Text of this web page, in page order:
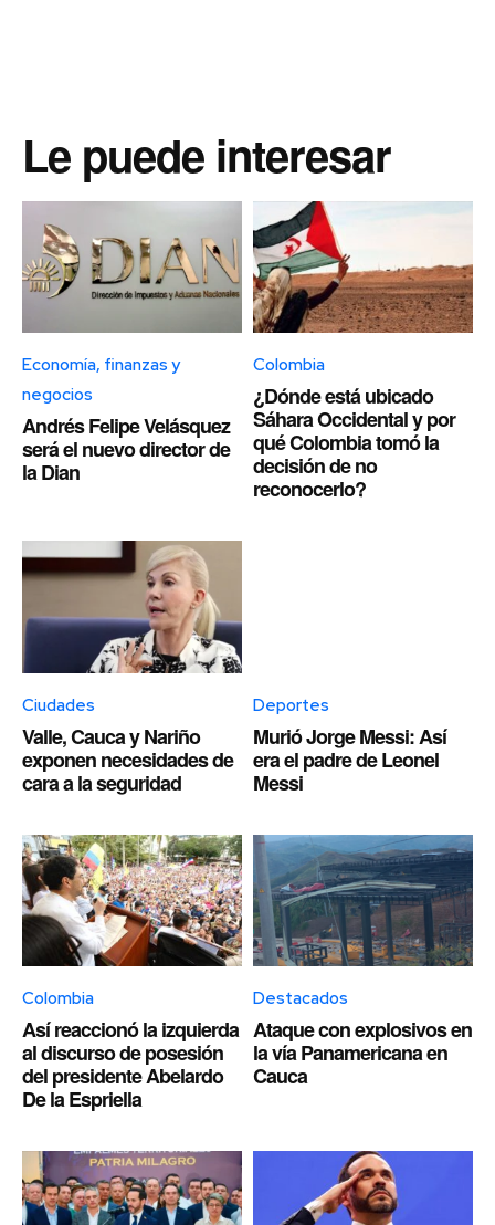
Le puede interesar
Economía, finanzas y
negocios
Andrés Felipe Velásquez
será el nuevo director de
la Dian
Colombia
¿Dónde está ubicado
Sáhara Occidental y por
qué Colombia tomó la
decisión de no
reconocerlo?
Ciudades
Valle, Cauca y Nariño
exponen necesidades de
cara a la seguridad
Deportes
Murió Jorge Messi: Así
era el padre de Leonel
Messi
Colombia
Así reaccionó la izquierda
al discurso de posesión
del presidente Abelardo
De la Espriella
Destacados
Ataque con explosivos en
la vía Panamericana en
Cauca